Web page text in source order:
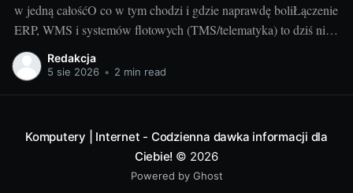
w jedną całośćO co w tym chodzi i gdzie naprawdę boliŁączenie
ERP, WMS i systemów flotowych (TMS/telematyka) to dziś nie
fanaberia, tylko warunek płynnej logistyki. Chodzi o to, by
zamówienie z ERP automatycznie wywołało ruch w magazynie,
Redakcja
5 sie 2026 • 2 min read
Komputery | Internet - Codzienna dawka informacji dla
Ciebie! © 2026
Powered by Ghost